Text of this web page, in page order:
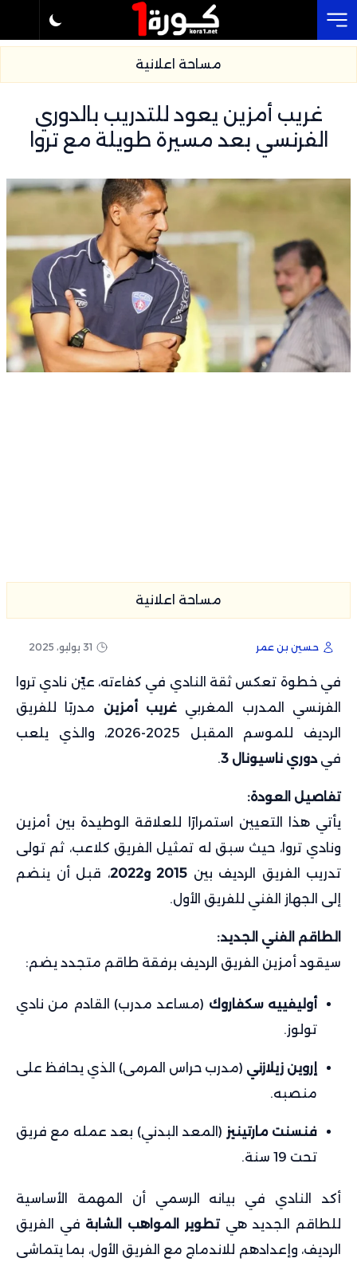
مساحة اعلانية
غريب أمزين يعود للتدريب بالدوري
الفرنسي بعد مسيرة طويلة مع تروا
مساحة اعلانية
حسين بن عمر 31 يوليو، 2025
في خطوة تعكس ثقة النادي في كفاءته، عيّن نادي تروا
الفرنسي المدرب المغربي غريب أمزين مدربًا للفريق
الرديف للموسم المقبل 2025-2026، والذي يلعب
فيدوري ناسيونال 3 .
تفاصيل العودة:
يأتي هذا التعيين استمرارًا للعلاقة الوطيدة بين أمزين
ونادي تروا، حيث سبق له تمثيل الفريق كلاعب، ثم تولى
تدريب الفريق الرديف بين 2015 و2022
، قبل أن ينضم
إلى الجهاز الفني للفريق الأول.
الطاقم الفني الجديد:
سيقود أمزين الفريق الرديف برفقة طاقم متجدد يضم:
أوليفييه سكفاروك (مساعد مدرب) القادم من نادي
تولوز.
إروين زيلازني (مدرب حراس المرمى) الذي يحافظ على
منصبه.
فنسنت مارتينيز (المعد البدني) بعد عمله مع فريق
تحت 19 سنة.
أكد النادي في بيانه الرسمي أن المهمة الأساسية
للطاقم الجديد هيتطوير المواهب الشابة في الفريق
الرديف، وإعدادهم للاندماج مع الفريق الأول، بما يتماشى